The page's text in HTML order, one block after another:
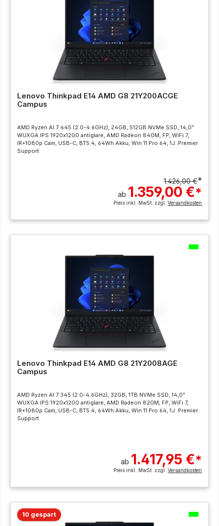
Lenovo Thinkpad E14 AMD G8 21Y200ACGE
Campus
AMD Ryzen AI 7 445 (2.0-4.6GHz), 24GB, 512GB NVMe SSD, 14,0"
WUXGA IPS 1920x1200 antiglare, AMD Radeon 840M, FP, WiFi 7,
IR+1080p Cam, USB-C, BT5.4, 64Wh Akku, Win 11 Pro 64, 1J. Premier
Support
1.426,00 €*
ab 1.359,00 €*
Preis inkl. MwSt. zzgl.Versandkosten
Lenovo Thinkpad E14 AMD G8 21Y2008AGE
Campus
AMD Ryzen AI 7 345 (2.0-4.6GHz), 32GB, 1TB NVMe SSD, 14,0"
WUXGA IPS 1920x1200 antiglare, AMD Radeon 820M, FP, WiFi 7,
IR+1080p Cam, USB-C, BT5.4, 64Wh Akku, Win 11 Pro 64, 1J. Premier
Support
ab 1.417,95 €*
Preis inkl. MwSt. zzgl.Versandkosten
10 gespart